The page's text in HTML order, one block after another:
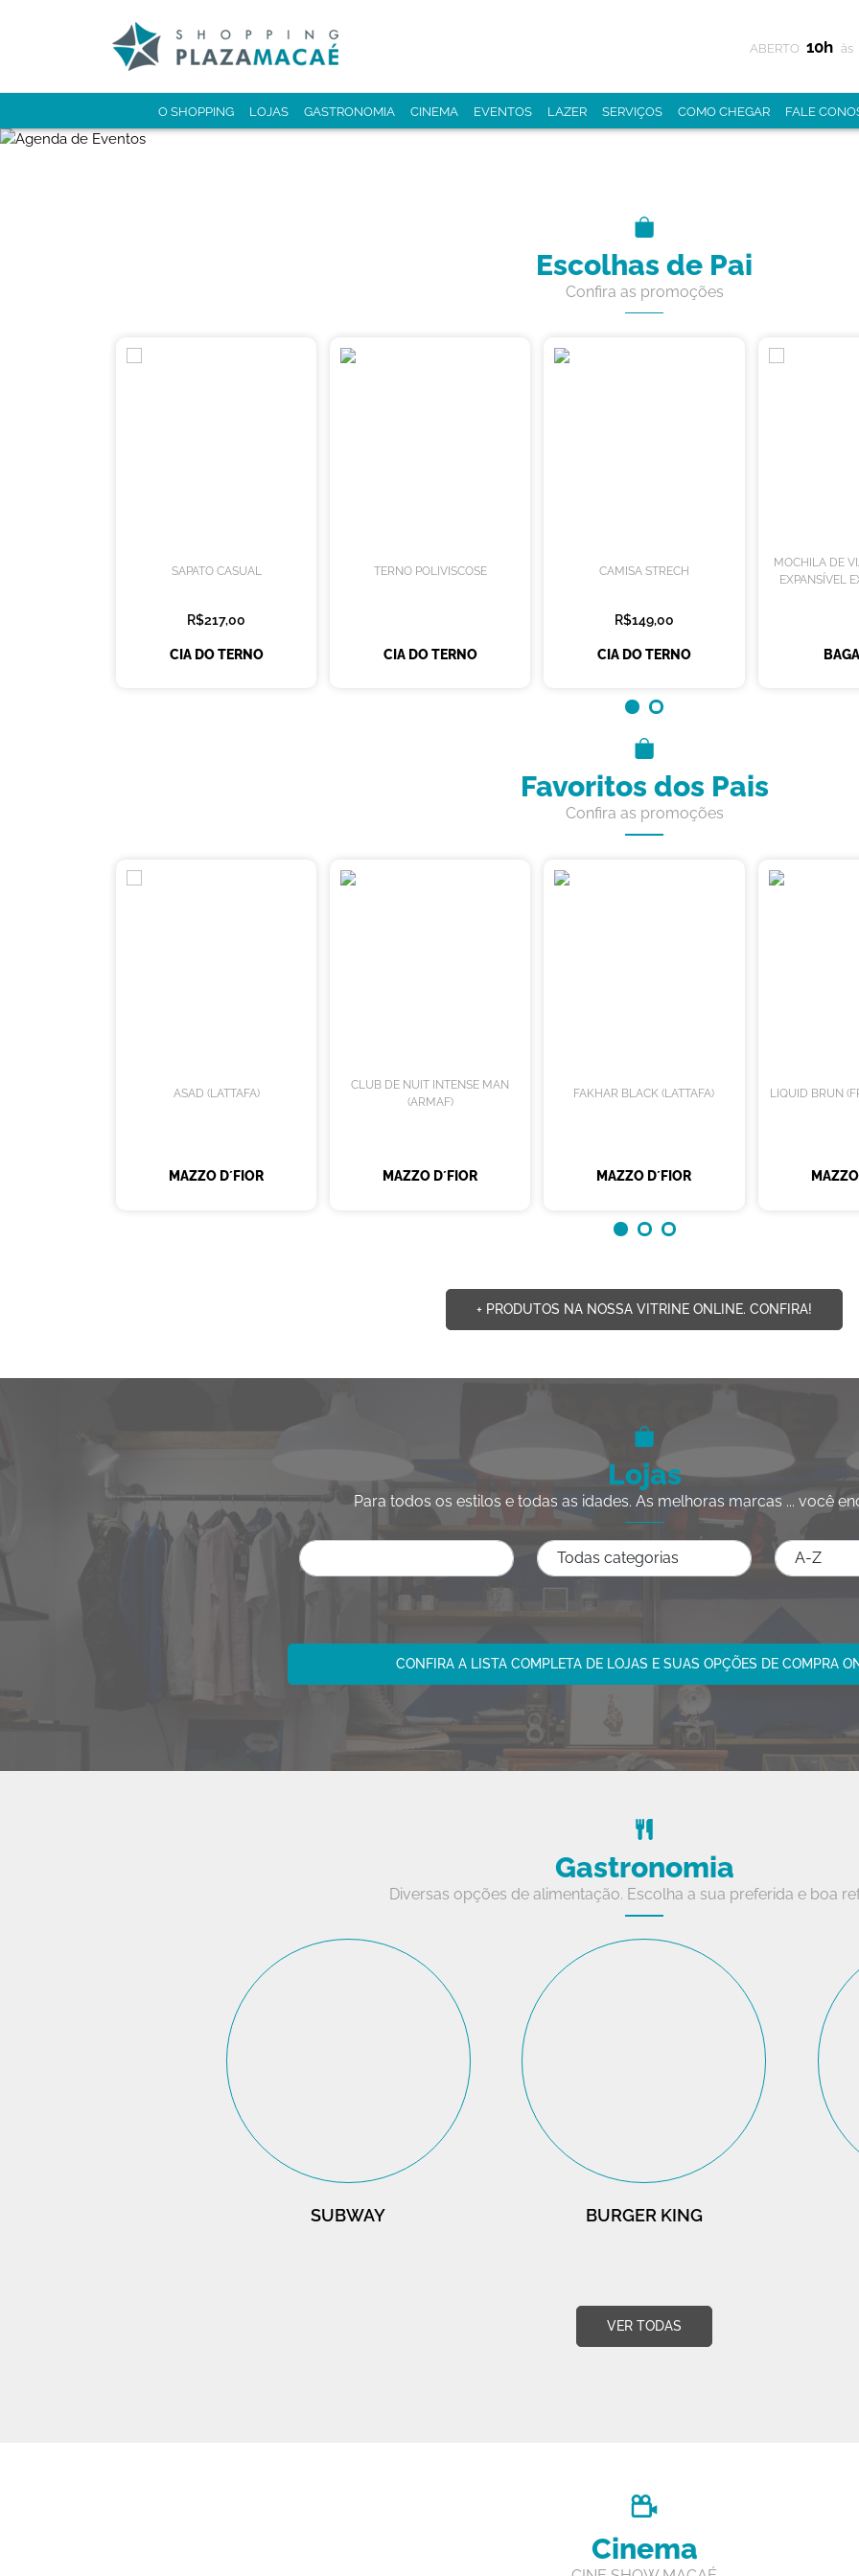
ABERTO 10h às
O SHOPPING LOJAS GASTRONOMIA CINEMA EVENTOS LAZER SERVIÇOS COMO CHEGAR FALE
Escolhas de Pai
Confira as promoções
SAPATO CASUAL
R$217,00
CIA DO TERNO
TERNO POLIVISCOSE
CIA DO TERNO
CAMISA STRECH
R$149,00
CIA DO TERNO
MOCHILA DE
EXPANSÍVEL
Favoritos dos Pais
Confira as promoções
ASAD (LATTAFA)
MAZZO D´FIOR
CLUB DE NUIT INTENSE MAN
(ARMAF)
MAZZO D´FIOR
FAKHAR BLACK (LATTAFA)
MAZZO D´FIOR
LIQUID BRUN
+ PRODUTOS NA NOSSA VITRINE ONLINE. CONFIRA!
Lojas
Para todos os estilos e todas as idades. As melhoras marcas ... você
CONFIRA A LISTA COMPLETA DE LOJAS E SUAS OPÇÕES DE COMPRA
Gastronomia
Diversas opções de alimentação. Escolha a sua preferida e boa
SUBWAY BURGER KING
VER TODAS
Cinema